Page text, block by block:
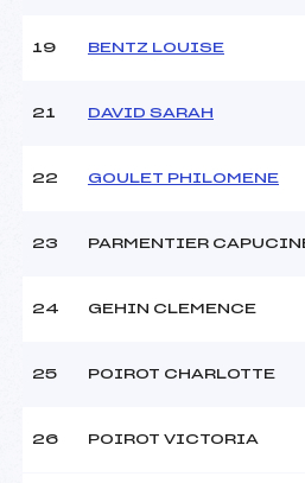
19 BENTZ LOUISE
21 DAVID SARAH
22 GOULET PHILOMENE
23 PARMENTIER
24 GEHIN CLEMENCE
25 POIROT CHARLOTTE
26 POIROT VICTORIA